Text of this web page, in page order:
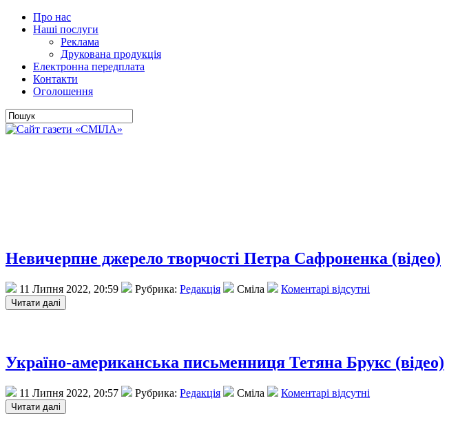
Про нас
Наші послуги
Реклама
Друкована продукція
Електронна передплата
Контакти
Оголошення
Невичерпне джерело творчості Петра Сафроненка (відео)
11 Липня 2022, 20:59 Рубрика: Редакція Сміла Коментарі відсутні
Україно-американська письменниця Тетяна Брукс (відео)
11 Липня 2022, 20:57 Рубрика: Редакція Сміла Коментарі відсутні